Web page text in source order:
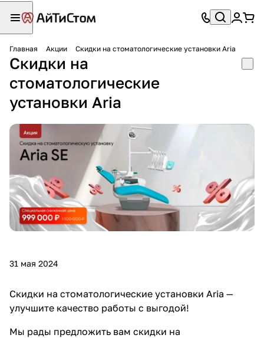
Главная Акции Скидки на стоматологические установки Aria
Скидки на
стоматологические
установки Aria
31 мая 2024
Скидки на стоматологические установки Aria —
улучшите качество работы с выгодой!
Мы рады предложить вам скидки на